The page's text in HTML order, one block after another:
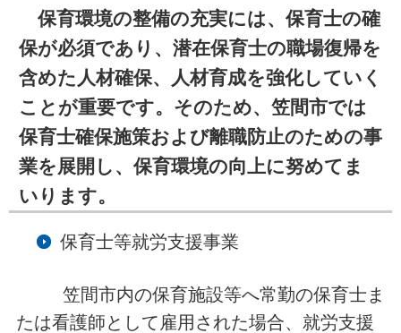
保育環境の整備の充実には、保育士の確
保が必須であり、潜在保育士の職場復帰を
含めた人材確保、人材育成を強化していく
ことが重要です。そのため、笠間市では
保育士確保施策および離職防止のための事
業を展開し、保育環境の向上に努めてま
いります。
保育士等就労支援事業
笠間市内の保育施設等へ常勤の保育士ま
たは看護師として雇用された場合、就労支援